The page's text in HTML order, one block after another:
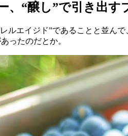
、“醸し”で引き出す
ルエイジド”であることと並ん
ったのだとか。